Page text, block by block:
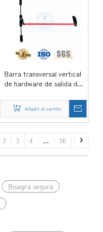
Barra transversal vertical
de hardware de salida de
de emergencia-DDPD036
Añadir al carrito
2 3 4 ... 36
Bisagra segura